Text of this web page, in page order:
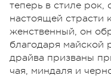
теперь в стиле рок,
настоящей
женственный, он
благодаря майской
драйва призваны
чая, миндаля и